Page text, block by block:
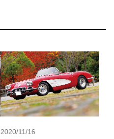
2020/11/16